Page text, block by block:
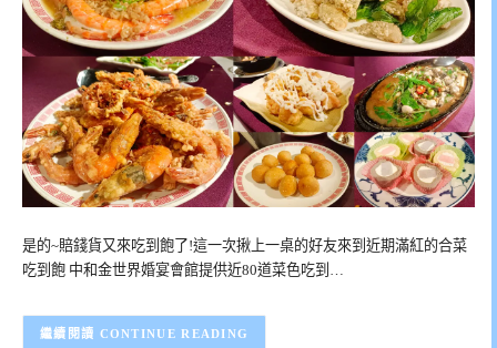
是的~賠錢貨又來吃到飽了!這一次揪上一桌的好友來到近期滿紅的合菜
吃到飽 中和金世界婚宴會館提供近80道菜色吃到…
CONTINUE READING